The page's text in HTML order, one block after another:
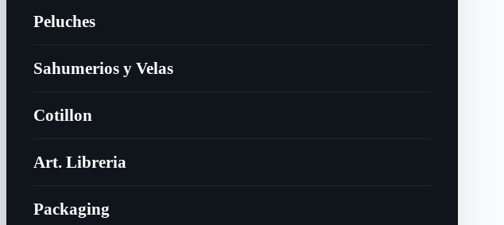
Peluches
Sahumerios y Velas
Cotillon
Art. Libreria
Packaging